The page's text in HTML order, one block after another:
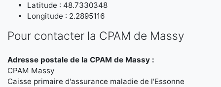
Latitude : 48.7330348
Longitude : 2.2895116
Pour contacter la CPAM de Massy
Adresse postale de la CPAM de Massy :
CPAM Massy
Caisse primaire d'assurance maladie de l'Essonne